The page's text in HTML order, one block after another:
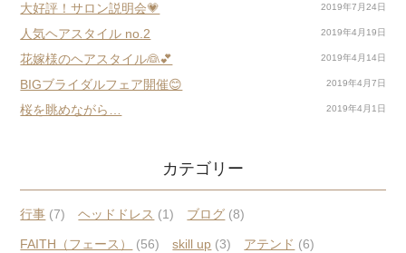
大好評！サロン説明会💗 2019年7月24日
人気ヘアスタイル no.2 2019年4月19日
花嫁様のヘアスタイル👰💕 2019年4月14日
BIGブライダルフェア開催😊 2019年4月7日
桜を眺めながら… 2019年4月1日
カテゴリー
行事 (7) ヘッドドレス (1) ブログ (8)
FAITH（フェース） (56) skill up (3) アテンド (6)